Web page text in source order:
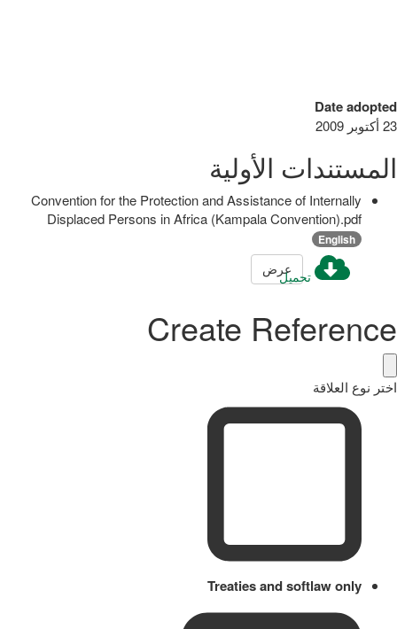
Date adopted
23 أكتوبر 2009
المستندات الأولية
Convention for the Protection and Assistance of Internally
Displaced Persons in Africa (Kampala Convention).pdf
English
تحميلعرض
Create Reference
اختر نوع العلاقة
Treaties and softlaw only